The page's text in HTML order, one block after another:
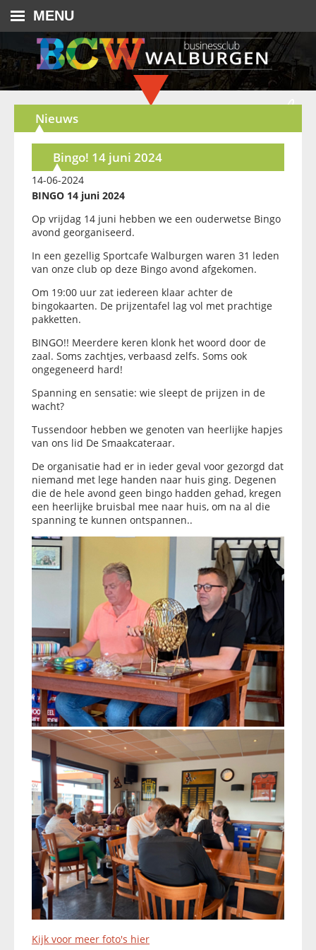
MENU
Nieuws
Bingo! 14 juni 2024
14-06-2024
BINGO 14 juni 2024
Op vrijdag 14 juni hebben we een ouderwetse Bingo
avond georganiseerd.
In een gezellig Sportcafe Walburgen waren 31 leden
van onze club op deze Bingo avond afgekomen.
Om 19:00 uur zat iedereen klaar achter de
bingokaarten. De prijzentafel lag vol met prachtige
pakketten.
BINGO!! Meerdere keren klonk het woord door de
zaal. Soms zachtjes, verbaasd zelfs. Soms ook
ongegeneerd hard!
Spanning en sensatie: wie sleept de prijzen in de
wacht?
Tussendoor hebben we genoten van heerlijke hapjes
van ons lid De Smaakcateraar.
De organisatie had er in ieder geval voor gezorgd dat
niemand met lege handen naar huis ging. Degenen
die de hele avond geen bingo hadden gehad, kregen
een heerlijke bruisbal mee naar huis, om na al die
spanning te kunnen ontspannen..
Kijk voor meer foto's hier